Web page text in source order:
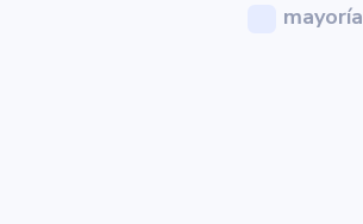
mayoría